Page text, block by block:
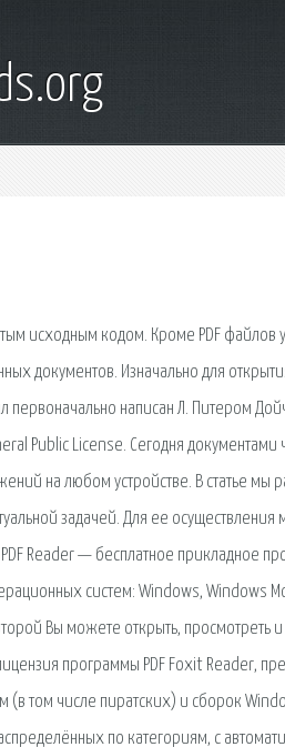
исходным кодом. Кроме PDF
документов. Изначально для
написан Л. Питером
Public License. Сегодня
на любом устройстве. В статье мы
задачей. Для ее
Reader — бесплатное прикладное
систем: Windows, Windows
Вы можете открыть, просмотреть и
программы PDF Foxit Reader,
(в том числе пиратских) и сборок
по категориям, с